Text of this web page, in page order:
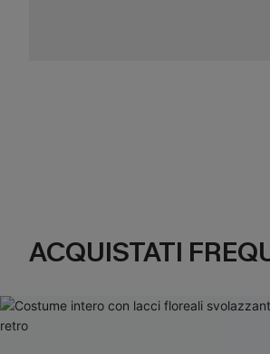
ACQUISTATI